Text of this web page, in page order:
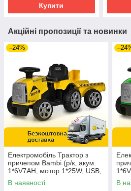
Купити
Акційні пропозиції та новинки
–24%
Електромобіль Трактор з
причепом Bambi (р/к, акум.
1*6V7AH, мотор 1*25W, USB,
BLUETOOTH, MP3) M
6346ER-6 Жовтий
В наявності В